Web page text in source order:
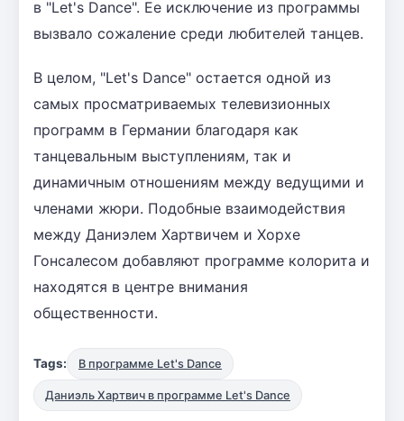
в "Let's Dance". Ее исключение из программы
вызвало сожаление среди любителей танцев.
В целом, "Let's Dance" остается одной из
самых просматриваемых телевизионных
программ в Германии благодаря как
танцевальным выступлениям, так и
динамичным отношениям между ведущими и
членами жюри. Подобные взаимодействия
между Даниэлем Хартвичем и Хорхе
Гонсалесом добавляют программе колорита и
находятся в центре внимания
общественности.
Tags: В программе Let's Dance
Даниэль Хартвич в программе Let's Dance